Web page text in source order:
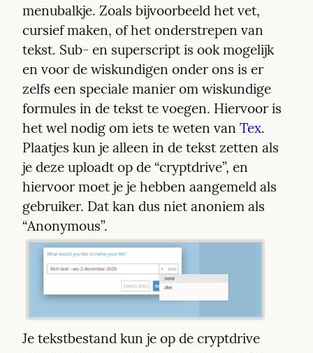
menubalkje. Zoals bijvoorbeeld het vet,
cursief maken, of het onderstrepen van
tekst. Sub- en superscript is ook mogelijk
en voor de wiskundigen onder ons is er
zelfs een speciale manier om wiskundige
formules in de tekst te voegen. Hiervoor is
het wel nodig om iets te weten van Tex.
Plaatjes kun je alleen in de tekst zetten als
je deze uploadt op de “cryptdrive”, en
hiervoor moet je je hebben aangemeld als
gebruiker. Dat kan dus niet anoniem als
Je tekstbestand kun je op de cryptdrive